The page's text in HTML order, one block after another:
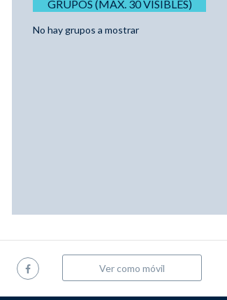
GRUPOS (MÁX. 30 VISIBLES)
No hay grupos a mostrar